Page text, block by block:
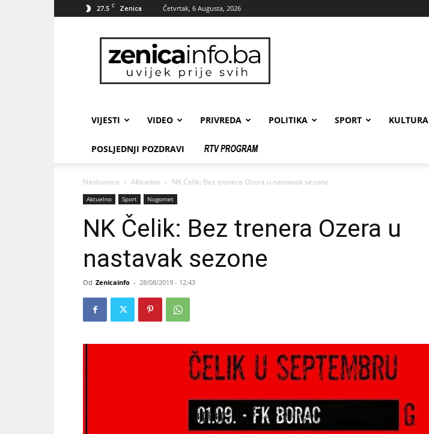
27.5 C Zenica Četvrtak, 6 Augusta, 2026
zenicainfo.ba
VIJESTI VIDEO PRIVREDA POLITIKA SPORT KULTURA
POSLJEDNJI POZDRAVI
Naslovnica Aktuelno NK Čelik: Bez trenera Ozera u nastavak sezone
Aktuelno Sport Nogomet
NK Čelik: Bez trenera Ozera u
nastavak sezone
Od Zenicainfo - 28/08/2019 - 12:43